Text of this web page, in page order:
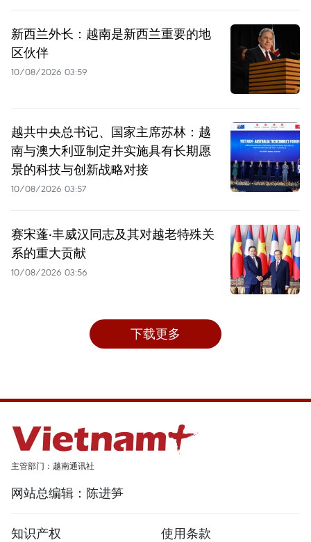
新西兰外长：越南是新西兰重要的地
区伙伴
10/08/2026 03:59
越共中央总书记、国家主席苏林：越
南与澳大利亚制定并实施具有长期愿
景的科技与创新战略对接
10/08/2026 03:57
赛宋蓬·丰威汉同志及其对越老特殊关
系的重大贡献
10/08/2026 03:56
下载更多
主管部门：越南通讯社
网站总编辑：陈进笋
知识产权 使用条款